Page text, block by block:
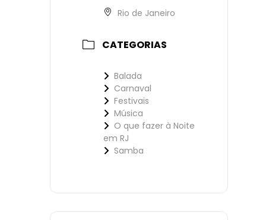
Rio de Janeiro
CATEGORIAS
Balada
Carnaval
Festivais
Música
O que fazer à Noite
em RJ
Samba